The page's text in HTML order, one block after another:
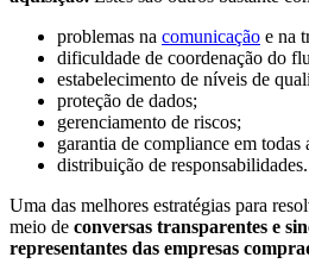
problemas na comunicação e na
dificuldade de coordenação do
estabelecimento de níveis de
proteção de dados;
gerenciamento de riscos;
garantia de compliance em todas
distribuição de responsabilidades.
Uma das melhores estratégias para
meio de conversas transparentes e
representantes das empresas